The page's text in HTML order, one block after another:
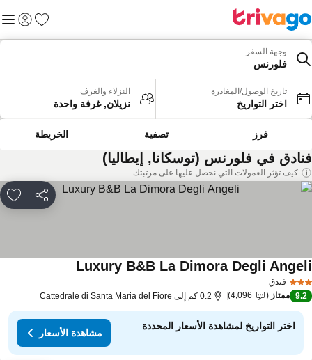
المفضلة
تسجيل
وجهة السفر
فلورنس
تاريخ الوصول/المغادرة
اختر التواريخ
النزلاء والغرف
نزيلان, غرفة واحدة
فرز تصفية الخريطة
في فلورنس (توسكانا, إيطاليا)
كيف تؤثر العمولات التي نحصل عليها على مرتبتك
مشاركة
فندق
Luxury B&B La Dimora Degli
9.2 ممتاز 4,096 0.2 كم إلى Cattedrale di Santa Maria del Fiore
اختر التواريخ لمشاهدة الأسعار المحددة
مشاهدة الأسعار